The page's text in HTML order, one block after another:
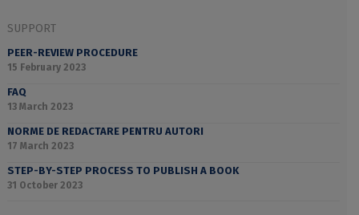
SUPPORT
PEER-REVIEW PROCEDURE
15 February 2023
FAQ
13 March 2023
NORME DE REDACTARE PENTRU AUTORI
17 March 2023
STEP-BY-STEP PROCESS TO PUBLISH A BOOK
31 October 2023